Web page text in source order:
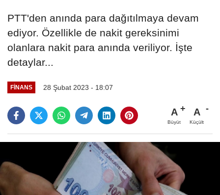
PTT'den anında para dağıtılmaya devam
ediyor. Özellikle de nakit gereksinimi
olanlara nakit para anında veriliyor. İşte
detaylar...
FINANS 28 Şubat 2023 - 18:07
A
Büyüt
A
Küçült